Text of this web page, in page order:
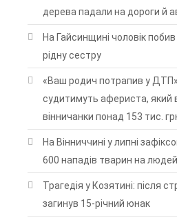
дерева падали на дороги й
На Гайсинщині чоловік побив
рідну сестру
«Ваш родич потрапив у ДТП»:
судитимуть афериста, який
вінничанки понад 153 тис.
На Вінниччині у липні
600 нападів тварин на людей
Трагедія у Козятині: після
загинув 15-річний юнак